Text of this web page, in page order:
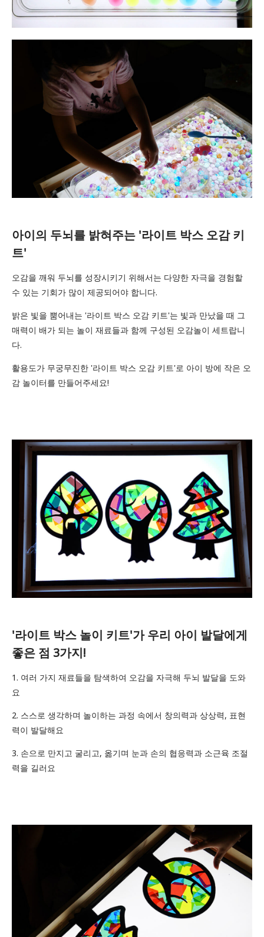
아이의 두뇌를 밝혀주는 '라이트 박스 오감 키
트'
오감을 깨워 두뇌를 성장시키기 위해서는 다양한 자극을 경험할
수 있는 기회가 많이 제공되어야 합니다.
밝은 빛을 뿜어내는 '라이트 박스 오감 키트'는 빛과 만났을 때 그
매력이 배가 되는 놀이 재료들과 함께 구성된 오감놀이 세트랍니
다.
활용도가 무궁무진한 '라이트 박스 오감 키트'로 아이 방에 작은 오
감 놀이터를 만들어주세요!
'라이트 박스 놀이 키트'가 우리 아이 발달에게
좋은 점 3가지!
1. 여러 가지 재료들을 탐색하여 오감을 자극해 두뇌 발달을 도와
요
2. 스스로 생각하며 놀이하는 과정 속에서 창의력과 상상력, 표현
력이 발달해요
3. 손으로 만지고 굴리고, 옮기며 눈과 손의 협응력과 소근육 조절
력을 길러요